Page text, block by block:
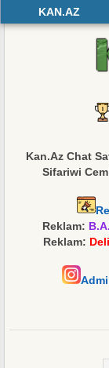
KAN.AZ
Kan.Az Chat
Sifariwi
Reklam:
Reklam: